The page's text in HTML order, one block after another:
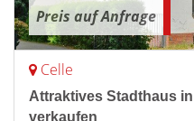
Preis auf Anfrage
Celle
Attraktives Stadthaus
verkaufen